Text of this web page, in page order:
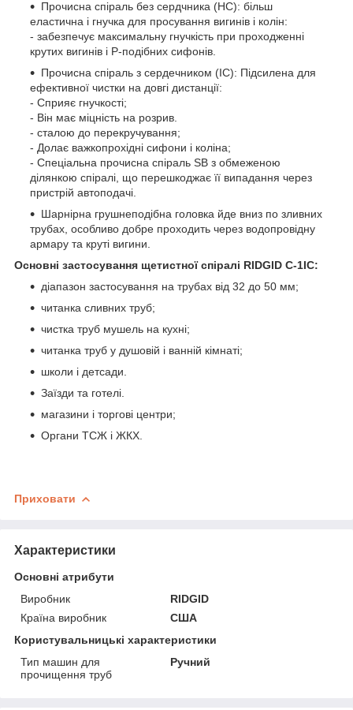
Прочисна спіраль без сердчника (HC): більш
еластична і гнучка для просування вигинів і колін:
- забезпечує максимальну гнучкість при проходженні
крутих вигинів і P-подібних сифонів.
Прочисна спіраль з сердечником (IC): Підсилена для
ефективної чистки на довгі дистанції:
- Сприяє гнучкості;
- Він має міцність на розрив.
- сталою до перекручування;
- Долає важкопрохідні сифони і коліна;
- Спеціальна прочисна спіраль SB з обмеженою
ділянкою спіралі, що перешкоджає її випадання через
пристрій автоподачі.
Шарнірна грушнеподібна головка йде вниз по зливних
трубах, особливо добре проходить через водопровідну
армару та круті вигини.
Основні застосування щетистної спіралі RIDGID C-1IC:
діапазон застосування на трубах від 32 до 50 мм;
читанка сливних труб;
чистка труб мушель на кухні;
читанка труб у душовій і ванній кімнаті;
школи і детсади.
Заїзди та готелі.
магазини і торгові центри;
Органи ТСЖ і ЖКХ.
Приховати
Характеристики
Основні атрибути
Виробник
RIDGID
Країна виробник
США
Користувальницькі характеристики
Тип машин для
прочищення труб
Ручний